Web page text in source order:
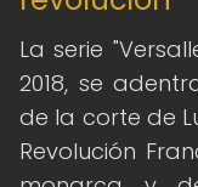
La serie
2018, se
de la corte de
Revolución